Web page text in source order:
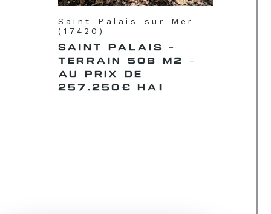
Saint-Palais-sur-Mer
(17420)
SAINT PALAIS -
TERRAIN 508 M2 -
AU PRIX DE
257.250€ HAI